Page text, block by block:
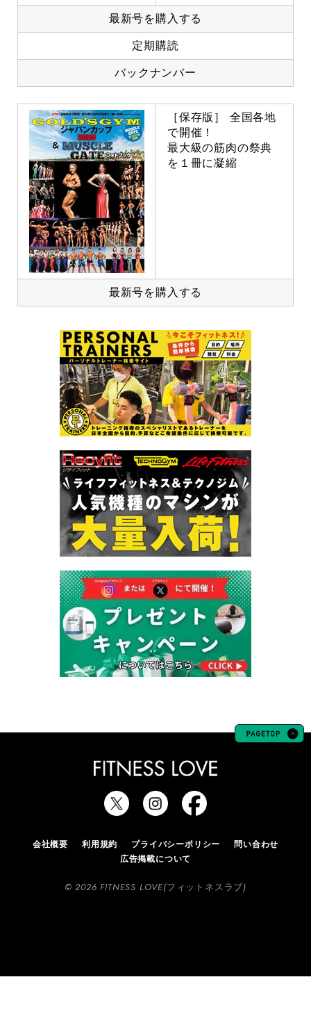
最新号を購入する
定期購読
バックナンバー
［保存版］ 全国各地
で開催！
最大級の筋肉の祭典
を１冊に凝縮
最新号を購入する
会社概要 利用規約 プライバシーポリシー
問い合わせ
広告掲載について
© 2026 FITNESS LOVE(フィットネスラブ)